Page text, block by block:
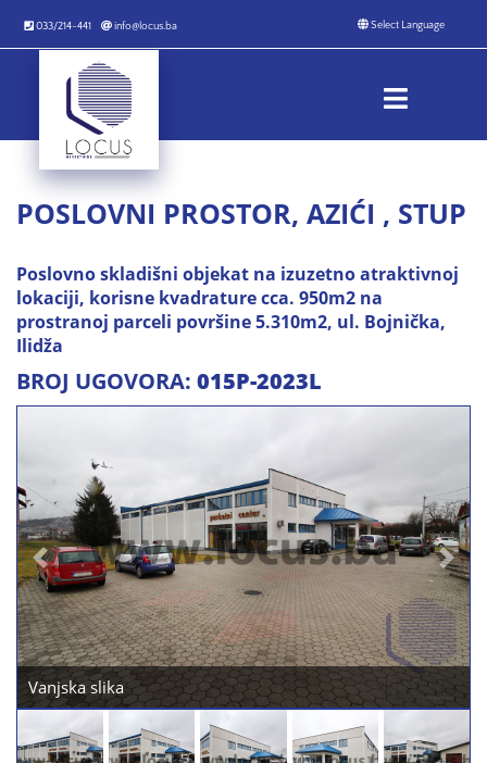
033/214-441 info@locus.ba
POSLOVNI PROSTOR, AZIĆI , STUP
Poslovno skladišni objekat na izuzetno atraktivnoj
lokaciji, korisne kvadrature cca. 950m2 na
prostranoj parceli površine 5.310m2, ul. Bojnička,
Ilidža
BROJ UGOVORA: 015P-2023L
Vanjska slika
Previous Next